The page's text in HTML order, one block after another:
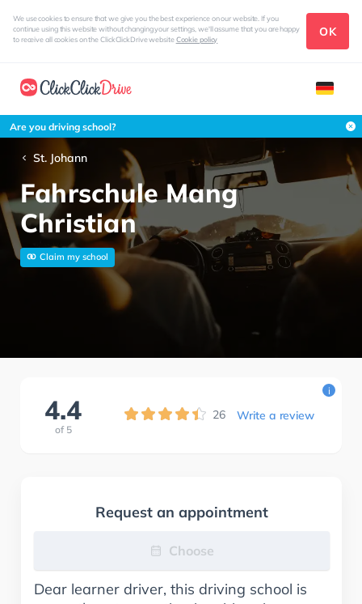
We use cookies to ensure that we give you the best experience on our website. If you
continue using this website without changing your settings, we'll assume that you are happy
to receive all cookies on the ClickClickDrive websiteCookie policy
OK
Are you driving school?
St. Johann
Fahrschule Mang
Christian
Claim my school
4.4
of 5
26 Write a review
i
Request an appointment
Choose
Dear learner driver, this driving school is